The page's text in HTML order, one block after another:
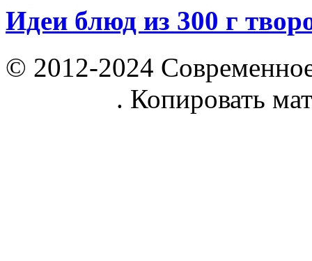
Идеи блюд из 300 г
© 2012-2024
. Копировать